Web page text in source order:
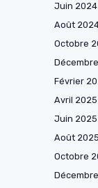
Juin 2024
Août
Octobre
Février
Avril 2025
Juin 2025
Août 2025
Octobre